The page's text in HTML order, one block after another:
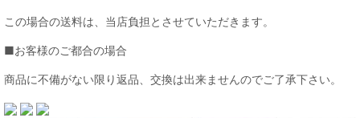
この場合の送料は、当店負担とさせていただきます。
■お客様のご都合の場合
商品に不備がない限り返品、交換は出来ませんのでご了承下さい。